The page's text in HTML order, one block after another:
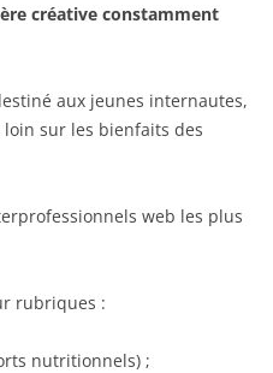
créative constamment
aux jeunes internautes,
sur les bienfaits des
web les plus
rubriques :
nutritionnels) ;